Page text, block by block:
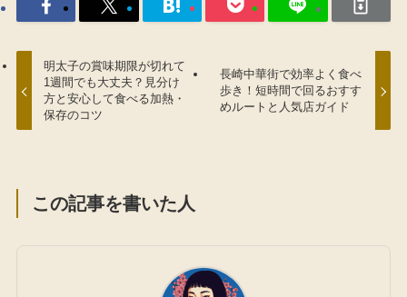
明太子の賞味期限が切れて
1週間でも大丈夫？見分け
方と安心して食べる加熱・
保存のコツ
長崎中華街で効率よく食べ
歩き！短時間で回るおすす
めルートと人気店ガイド
この記事を書いた人